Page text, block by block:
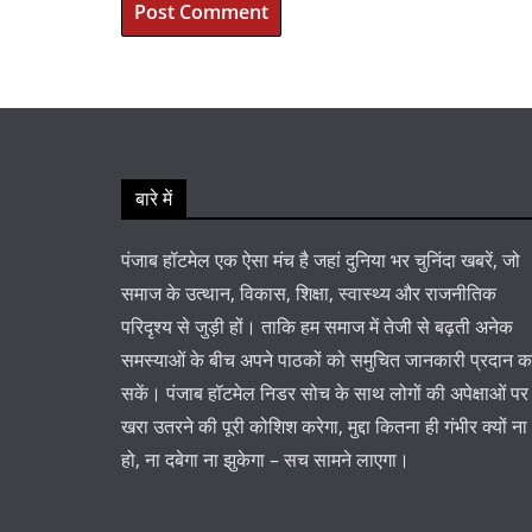
बारे में
पंजाब हॉटमेल एक ऐसा मंच है जहां दुनिया भर चुनिंदा खबरें, जो
समाज के उत्थान, विकास, शिक्षा, स्वास्थ्य और राजनीतिक
परिदृश्य से जुड़ी हों। ताकि हम समाज में तेजी से बढ़ती अनेक
समस्याओं के बीच अपने पाठकों को समुचित जानकारी प्रदान
सकें। पंजाब हॉटमेल निडर सोच के साथ लोगों की अपेक्षाओं पर
खरा उतरने की पूरी कोशिश करेगा, मुद्दा कितना ही गंभीर क्यों ना
हो, ना दबेगा ना झुकेगा – सच सामने लाएगा।